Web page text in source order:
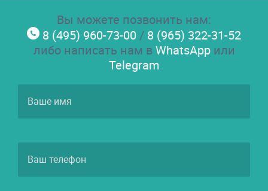
Вы можете позвонить нам:
8 (495) 960-73-00 / 8 (965) 322-31-52
либо написать нам вWhatsAppили
Telegram